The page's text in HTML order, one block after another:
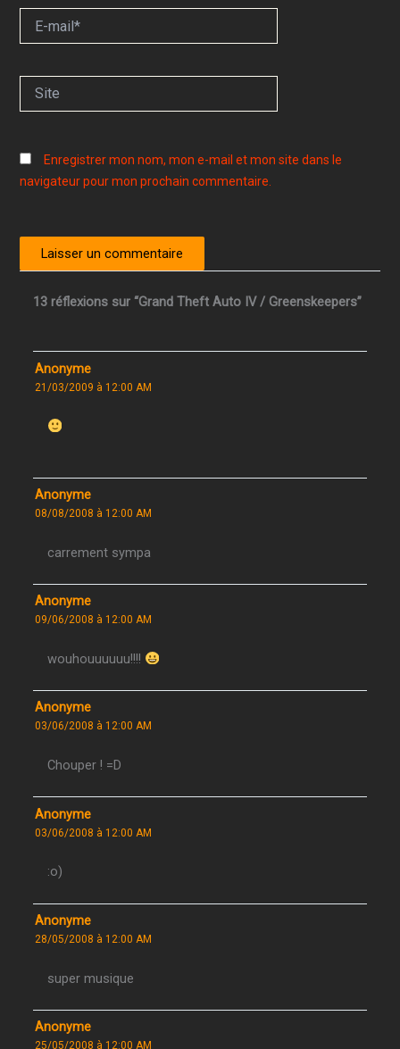
mail*
Enregistrer mon nom, mon e-mail et mon site dans le
navigateur pour mon prochain commentaire.
13 réflexions sur “Grand Theft Auto IV / Greenskeepers”
Anonyme
21/03/2009 à 12:00 AM
Anonyme
08/08/2008 à 12:00 AM
carrement sympa
Anonyme
09/06/2008 à 12:00 AM
wouhouuuuuu!!!!
Anonyme
03/06/2008 à 12:00 AM
Chouper ! =D
Anonyme
03/06/2008 à 12:00 AM
:o)
Anonyme
28/05/2008 à 12:00 AM
super musique
Anonyme
25/05/2008 à 12:00 AM